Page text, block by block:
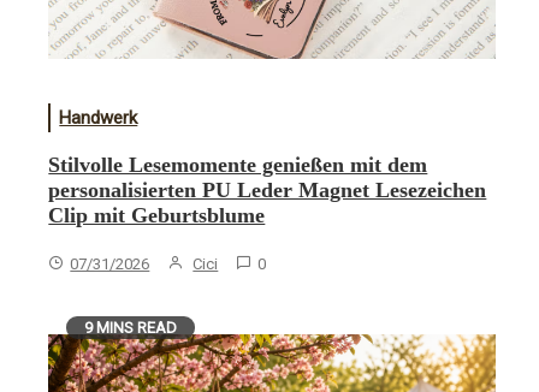
Handwerk
Stilvolle Lesemomente genießen mit dem
personalisierten PU Leder Magnet Lesezeichen
Clip mit Geburtsblume
07/31/2026 Cici 0
9 MINS READ